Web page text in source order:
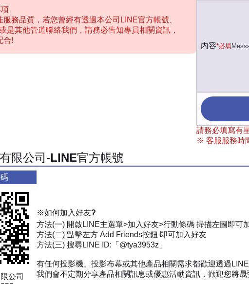
服務品質，若您曾經有透過本公司LINE官方帳號、
是其他管道聯絡我們，請務必告知專員相關資訊，
合!
內容*必填
請務必填寫有
※ 客服服務時
限公司-LINE官方帳號
公司
※如何加入好友?
方法(一) 開啟LINE主選單>加入好友>行動條碼 掃描左圖即可
方法(二) 點擊左方 Add Friends按鈕 即可加入好友
方法(三) 搜尋LINE ID:「@tya3953z」
有任何投影機、投影布幕或其他產品相關需求都歡迎透過LINE
我們會不定期分享產品相關訊息或優惠活動資訊，歡迎您將